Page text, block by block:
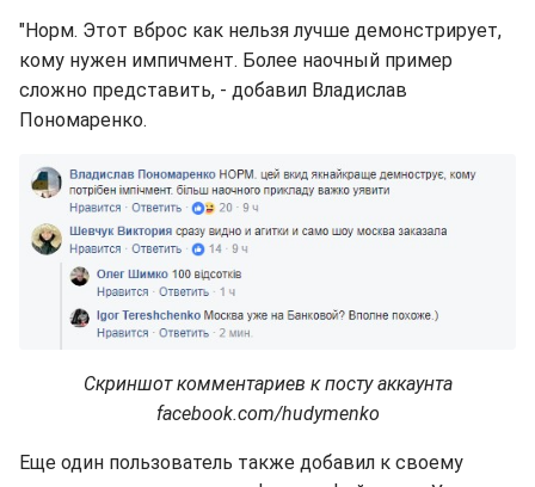
"Норм. Этот вброс как нельзя лучше демонстрирует,
кому нужен импичмент. Более наочный пример
сложно представить, - добавил Владислав
Пономаренко.
Скриншот комментариев к посту аккаунта
facebook.com/hudymenko
Еще один пользователь также добавил к своему